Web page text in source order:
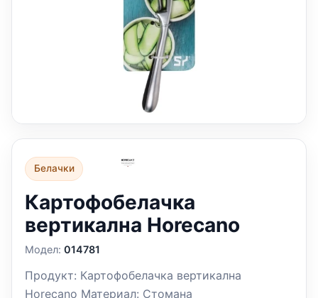
Белачки
Картофобелачка
вертикална Horecano
Модел:014781
Продукт: Картофобелачка вертикална
Horecano Материал: Стомана